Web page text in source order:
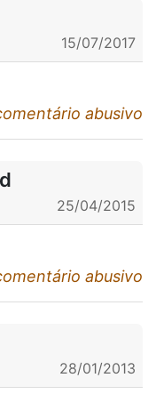
15/07/2017
abusivo
25/04/2015
abusivo
28/01/2013